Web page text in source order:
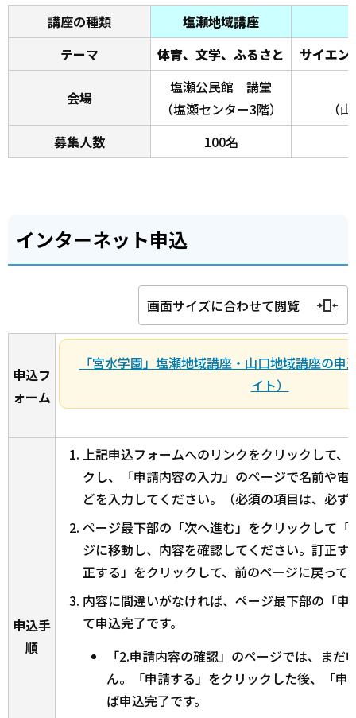
講座の種類 塩瀬地域講座
テーマ
体育、文学、ふるさと サイエン
会場
塩瀬公民館 講堂
（塩瀬センター3階）
（
募集人数
100名
インターネット申込
画面サイズに合わせて閲覧
申込フ
ォーム
「宮水学園」塩瀬地域講座・山口地域講座の申
イト）
申込手
順
上記申込フォームへのリンクをクリックして、
クし、「申請内容の入力」のページで名前や電
どを入力してください。（必須の項目は、必
ページ最下部の「次へ進む」をクリックして「
ジに移動し、内容を確認してください。訂正
正する」をクリックして、前のページに戻って
内容に間違いがなければ、ページ最下部の「
て申込完了です。
「2.申請内容の確認」のページでは、まだ
ん。「申請する」をクリックした後、「申
ば申込完了です。